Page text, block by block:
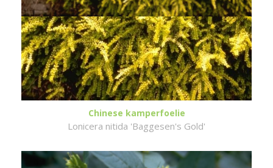
Chinese kamperfoelie
Lonicera nitida 'Baggesen's Gold'